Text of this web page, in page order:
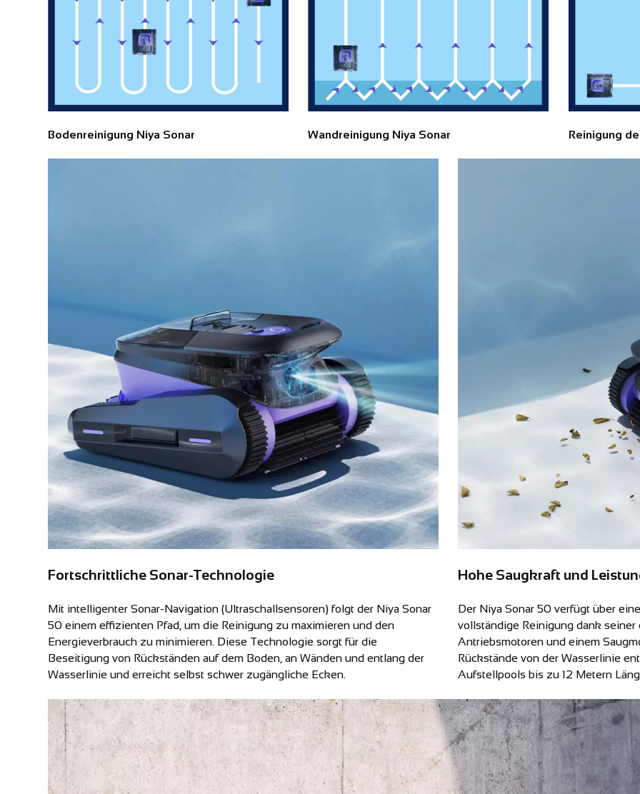
Bodenreinigung Niya Sonar Wandreinigung Niya Sonar Reinigung
Fortschrittliche Sonar-Technologie
Mit intelligenter Sonar-Navigation (Ultraschallsensoren) folgt der Niya Sonar
50 einem effizienten Pfad, um die Reinigung zu maximieren und den
Energieverbrauch zu minimieren. Diese Technologie sorgt für die
Beseitigung von Rückständen auf dem Boden, an Wänden und entlang der
Wasserlinie und erreicht selbst schwer zugängliche Ecken.
Hohe Saugkraft und
Der Niya Sonar 50 verfügt über
vollständige Reinigung dank
Antriebsmotoren und einem
Rückstände von der Wasserlinie
Aufstellpools bis zu 12 Metern